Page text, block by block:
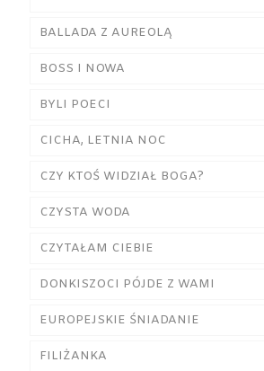
BALLADA Z AUREOLĄ
BOSS I NOWA
BYLI POECI
CICHA, LETNIA NOC
CZY KTOŚ WIDZIAŁ BOGA?
CZYSTA WODA
CZYTAŁAM CIEBIE
DONKISZOCI PÓJDE Z WAMI
EUROPEJSKIE ŚNIADANIE
FILIŻANKA